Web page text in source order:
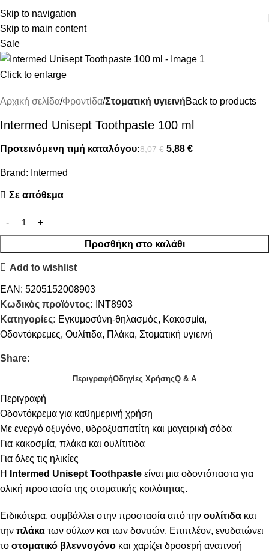
Skip to navigation
Skip to main content
ΔΩΡΕΑΝ ΜΕΤΑΦΟΡΙΚΑ ΑΝΩ ΤΩΝ 45€
Sale
Click to enlarge
Αρχική σελίδα Φροντίδα Στοματική υγιεινήBack to products
Intermed Unisept Toothpaste 100 ml
Προτεινόμενη τιμή καταλόγου:8,07€ 5,88 €
Brand: Intermed
Σε απόθεμα
Προσθήκη στο καλάθι
Add to wishlist
EAN: 5205152008903
Κωδικός προϊόντος:
INΤ8903
Κατηγορίες: Εγκυμοσύνη-θηλασμός, Κακοσμία,
Οδοντόκρεμες, Ουλίτιδα, Πλάκα, Στοματική υγιεινή
Share:
ΠεριγραφήΟδηγίες ΧρήσηςQ & A
Περιγραφή
Οδοντόκρεμα για καθημερινή χρήση
Με ενεργό οξυγόνο, υδροξυαπατίτη και μαγειρική σόδα
Για κακοσμία, πλάκα και ουλίτιτιδα
Για όλες τις ηλικίες
Η
Intermed Unisept Toothpaste είναι μια οδοντόπαστα για
ολική προστασία της στοματικής κοιλότητας.
Ειδικότερα, συμβάλλει στην προστασία από την ουλίτιδα και
την πλάκα των ούλων και των δοντιών. Επιπλέον, ενυδατώνει
το στοματικό βλεννογόνο και χαρίζει δροσερή αναπνοή